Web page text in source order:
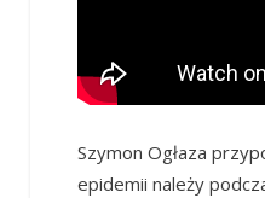
Szymon Ogłaza
epidemii należy